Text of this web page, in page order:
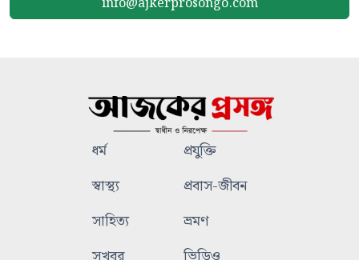
ধর্ম
প্রযুক্তি
স্বাস্থ্য
প্রবাস-জীবন
সাহিত্য
ভ্রমণ